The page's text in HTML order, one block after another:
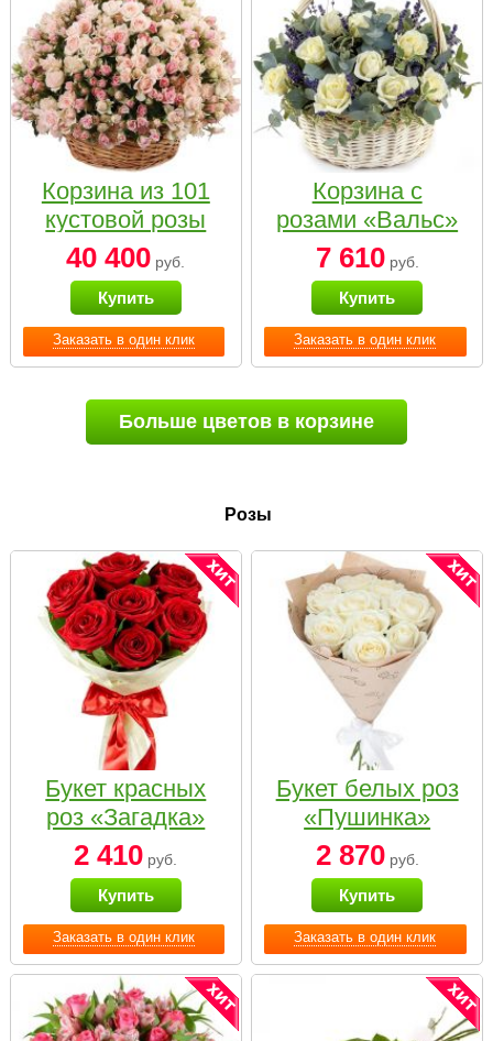
Заказать в один клик
Корзина из 101
кустовой розы
нежных тонов
40 400 руб.
Купить
Заказать в один клик
Корзина с
розами «Вальс»
7 610руб.
Купить
Больше цветов в корзине
Розы
Заказать в один клик
Букет красных
роз «Загадка»
2 410 руб.
Купить
Заказать в один клик
Букет белых роз
«Пушинка»
2 870руб.
Купить